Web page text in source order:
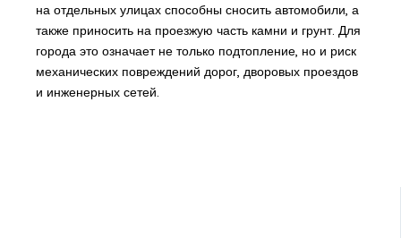
на отдельных улицах способны сносить автомобили, а
также приносить на проезжую часть камни и грунт. Для
города это означает не только подтопление, но и риск
механических повреждений дорог, дворовых проездов
и инженерных сетей.